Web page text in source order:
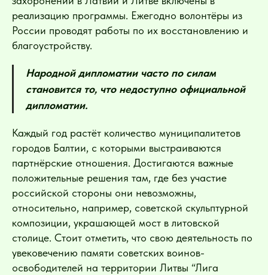
реализацию программы. Ежегодно волонтёры из
России проводят работы по их восстановлению и
благоустройству.
Народной дипломатии часто по силам
становится то, что недоступно официальной
дипломатии.
Каждый год растёт количество муниципалитетов
городов Балтии, с которыми выстраиваются
партнёрские отношения. Достигаются важные
положительные решения там, где без участие
российской стороны они невозможны,
относительно, например, советской скульптурной
композиции, украшающей мост в литовской
столице. Стоит отметить, что свою деятельность по
увековечению памяти советских воинов-
освободителей на территории Литвы “Лига